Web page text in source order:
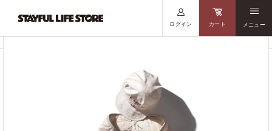
ログイン カート メニュー